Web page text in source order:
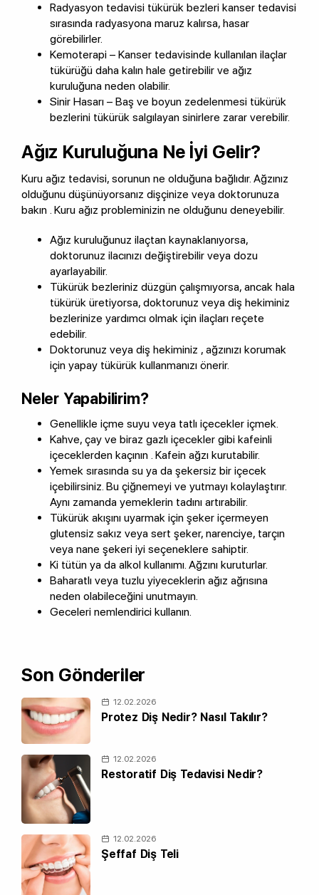
Radyasyon tedavisi tükürük bezleri kanser tedavisi
sırasında radyasyona maruz kalırsa, hasar
görebilirler.
Kemoterapi – Kanser tedavisinde kullanılan ilaçlar
tükürüğü daha kalın hale getirebilir ve ağız
kuruluğuna neden olabilir.
Sinir Hasarı – Baş ve boyun zedelenmesi tükürük
bezlerini tükürük salgılayan sinirlere zarar verebilir.
Ağız Kuruluğuna Ne İyi Gelir?
Kuru ağız tedavisi, sorunun ne olduğuna bağlıdır. Ağzınız
olduğunu düşünüyorsanız dişçinize veya doktorunuza
bakın . Kuru ağız probleminizin ne olduğunu deneyebilir.
Ağız kuruluğunuz ilaçtan kaynaklanıyorsa,
doktorunuz ilacınızı değiştirebilir veya dozu
ayarlayabilir.
Tükürük bezleriniz düzgün çalışmıyorsa, ancak hala
tükürük üretiyorsa, doktorunuz veya diş hekiminiz
bezlerinize yardımcı olmak için ilaçları reçete
edebilir.
Doktorunuz veya diş hekiminiz , ağzınızı korumak
için yapay tükürük kullanmanızı önerir.
Neler Yapabilirim?
Genellikle içme suyu veya tatlı içecekler içmek.
Kahve, çay ve biraz gazlı içecekler gibi kafeinli
içeceklerden kaçının . Kafein ağzı kurutabilir.
Yemek sırasında su ya da şekersiz bir içecek
içebilirsiniz. Bu çiğnemeyi ve yutmayı kolaylaştırır.
Aynı zamanda yemeklerin tadını artırabilir.
Tükürük akışını uyarmak için şeker içermeyen
glutensiz sakız veya sert şeker, narenciye, tarçın
veya nane şekeri iyi seçeneklere sahiptir.
Ki tütün ya da alkol kullanımı. Ağzını kuruturlar.
Baharatlı veya tuzlu yiyeceklerin ağız ağrısına
neden olabileceğini unutmayın.
Geceleri nemlendirici kullanın.
Son Gönderiler
12.02.2026
Protez Diş Nedir? Nasıl Takılır?
12.02.2026
Restoratif Diş Tedavisi Nedir?
12.02.2026
Şeffaf Diş Teli